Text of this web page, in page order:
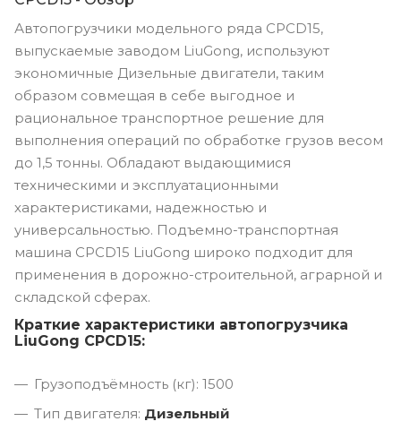
Автопогрузчики модельного ряда CPCD15,
выпускаемые заводом LiuGong, используют
экономичные Дизельные двигатели, таким
образом совмещая в себе выгодное и
рациональное транспортное решение для
выполнения операций по обработке грузов весом
до 1,5 тонны. Обладают выдающимися
техническими и эксплуатационными
характеристиками, надежностью и
универсальностью. Подъемно-транспортная
машина CPCD15 LiuGong широко подходит для
применения в дорожно-строительной, аграрной и
складской сферах.
Краткие характеристики автопогрузчика
LiuGong CPCD15:
Грузоподъёмность (кг): 1500
Тип двигателя: Дизельный